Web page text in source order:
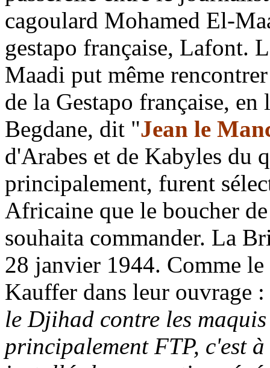
cagoulard Mohamed El-
gestapo française, Lafont.
Maadi put même
de la Gestapo française,
Begdane, dit "Jean le
d'Arabes et de Kabyles du
principalement, furent
Africaine que le boucher
souhaita commander. La
28 janvier 1944. Comme
Kauffer dans leur ouvrage
le Djihad contre les
principalement FTP, c'est